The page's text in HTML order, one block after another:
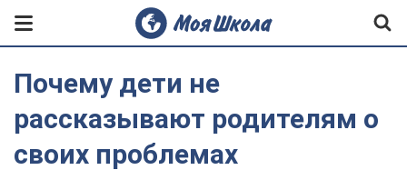
Почему дети не
рассказывают родителям о
своих проблемах